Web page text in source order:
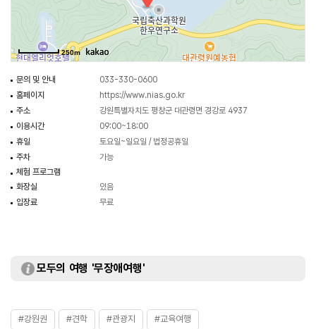
취약한 송아지의 특성에 맞춰 세심한 관리가 이루어지는 곳이다.
견학을 원할 경우 국립축산과학원 한우연구소 전화문의를 통해 신청하면 된다.
250m
문의 및 안내
033-330-0600
홈페이지
https://www.nias.go.kr
주소
강원특별자치도 평창군 대관령면 경강로 4937
이용시간
09:00~18:00
휴일
토요일~일요일 / 법정공휴일
주차
가능
체험 프로그램
화장실
있음
입장료
무료
모두의 여행 '무장애여행'
#강원권 #견학 #관광지 #교육여행